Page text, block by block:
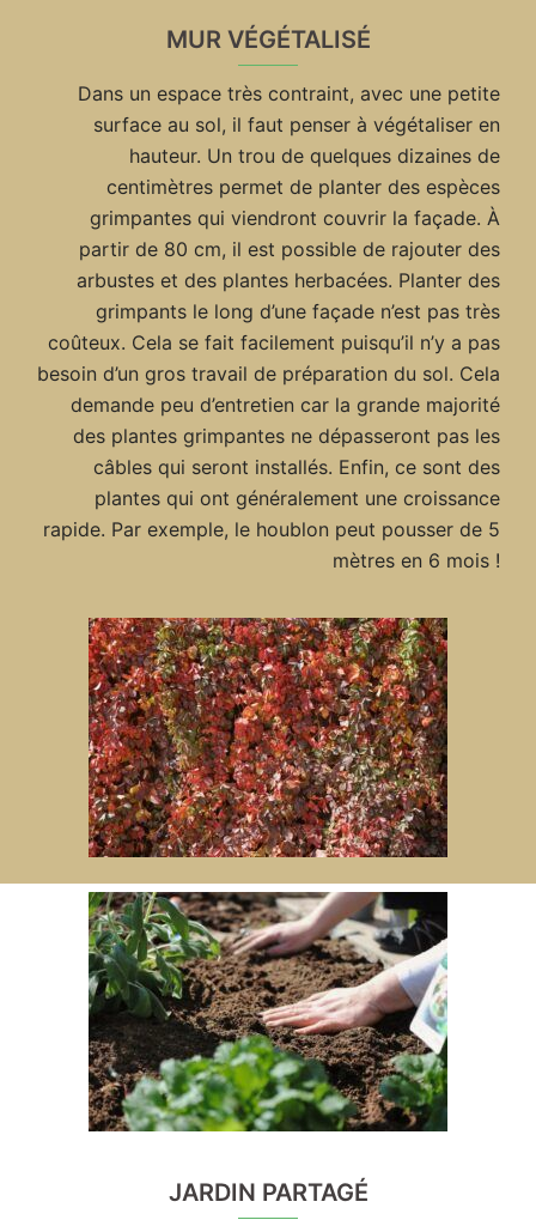
MUR VÉGÉTALISÉ
Dans un espace très contraint, avec une petite
surface au sol, il faut penser à végétaliser en
hauteur. Un trou de quelques dizaines de
centimètres permet de planter des espèces
grimpantes qui viendront couvrir la façade. À
partir de 80 cm, il est possible de rajouter des
arbustes et des plantes herbacées. Planter des
grimpants le long d’une façade n’est pas très
coûteux. Cela se fait facilement puisqu’il n’y a pas
besoin d’un gros travail de préparation du sol. Cela
demande peu d’entretien car la grande majorité
des plantes grimpantes ne dépasseront pas les
câbles qui seront installés. Enfin, ce sont des
plantes qui ont généralement une croissance
rapide. Par exemple, le houblon peut pousser de 5
mètres en 6 mois !
JARDIN PARTAGÉ